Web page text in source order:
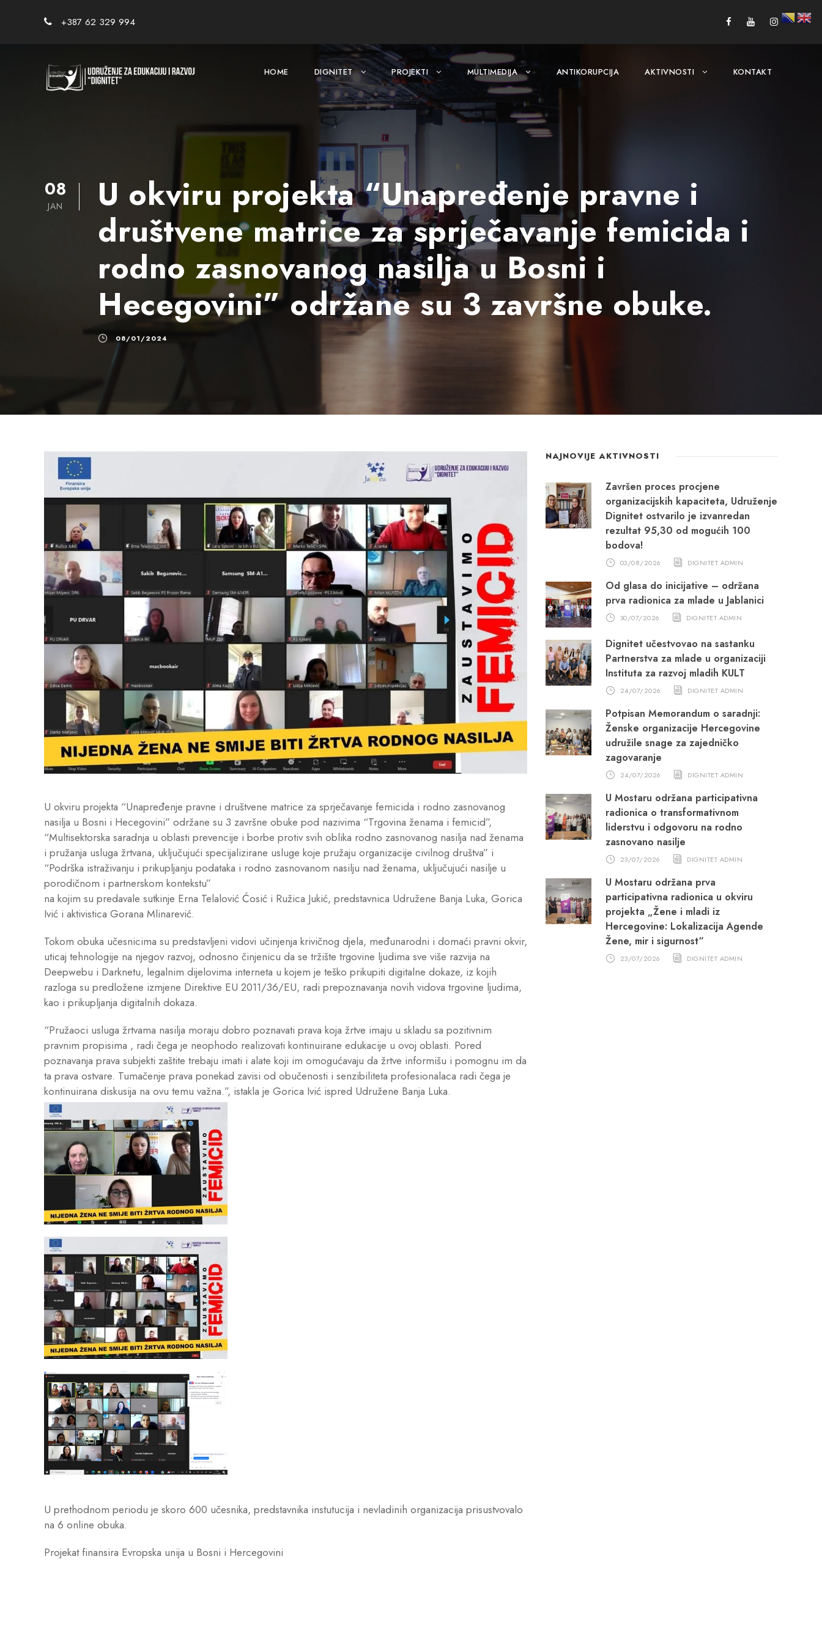
+387 62 329 994
HOME DIGNITET PROJEKTI MULTIMEDIJA ANTIKORUPCIJA AKTIVNOSTI KONTAKT
08
JAN
U okviru projekta “Unapređenje pravne i
društvene matrice za sprječavanje femicida i
rodno zasnovanog nasilja u Bosni i
Hecegovini” održane su 3 završne obuke.
08/01/2024
U okviru projekta “Unapređenje pravne i društvene matrice za sprječavanje femicida i rodno zasnovanog
nasilja u Bosni i Hecegovini” održane su 3 završne obuke pod nazivima “Trgovina ženama i femicid”,
“Multisektorska saradnja u oblasti prevencije i borbe protiv svih oblika rodno zasnovanog nasilja nad ženama
i pružanja usluga žrtvana, uključujući specijalizirane usluge koje pružaju organizacije civilnog društva” i
“Podrška istraživanju i prikupljanju podataka i rodno zasnovanom nasilju nad ženama, uključujući nasilje u
porodičnom i partnerskom kontekstu”
na kojim su predavale sutkinje Erna Telalović Ćosić i Ružica Jukić, predstavnica Udružene Banja Luka, Gorica
Ivić i aktivistica Gorana Mlinarević.
Tokom obuka učesnicima su predstavljeni vidovi učinjenja krivičnog djela, međunarodni i domaći pravni okvir,
uticaj tehnologije na njegov razvoj, odnosno činjenicu da se tržište trgovine ljudima sve više razvija na
Deepwebu i Darknetu, legalnim dijelovima interneta u kojem je teško prikupiti digitalne dokaze, iz kojih
razloga su predložene izmjene Direktive EU 2011/36/EU, radi prepoznavanja novih vidova trgovine ljudima,
kao i prikupljanja digitalnih dokaza.
“Pružaoci usluga žrtvama nasilja moraju dobro poznavati prava koja žrtve imaju u skladu sa pozitivnim
pravnim propisima , radi čega je neophodo realizovati kontinuirane edukacije u ovoj oblasti. Pored
poznavanja prava subjekti zaštite trebaju imati i alate koji im omogućavaju da žrtve informišu i pomognu im da
ta prava ostvare. Tumačenje prava ponekad zavisi od obučenosti i senzibiliteta profesionalaca radi čega je
kontinuirana diskusija na ovu temu važna.”, istakla je Gorica Ivić ispred Udružene Banja Luka.
U prethodnom periodu je skoro 600 učesnika, predstavnika instutucija i nevladinih organizacija prisustvovalo
na 6 online obuka.
Projekat finansira Evropska unija u Bosni i Hercegovini
NAJNOVIJE AKTIVNOSTI
Završen proces procjene
organizacijskih kapaciteta, Udruženje
Dignitet ostvarilo je izvanredan
rezultat 95,30 od mogućih 100
bodova!
03/08/2026 DIGNITET ADMIN
Od glasa do inicijative – održana
prva radionica za mlade u Jablanici
30/07/2026 DIGNITET ADMIN
Dignitet učestvovao na sastanku
Partnerstva za mlade u organizaciji
Instituta za razvoj mladih KULT
24/07/2026 DIGNITET ADMIN
Potpisan Memorandum o saradnji:
Ženske organizacije Hercegovine
udružile snage za zajedničko
zagovaranje
24/07/2026 DIGNITET ADMIN
U Mostaru održana participativna
radionica o transformativnom
liderstvu i odgovoru na rodno
zasnovano nasilje
23/07/2026 DIGNITET ADMIN
U Mostaru održana prva
participativna radionica u okviru
projekta „Žene i mladi iz
Hercegovine: Lokalizacija Agende
Žene, mir i sigurnost“
23/07/2026 DIGNITET ADMIN